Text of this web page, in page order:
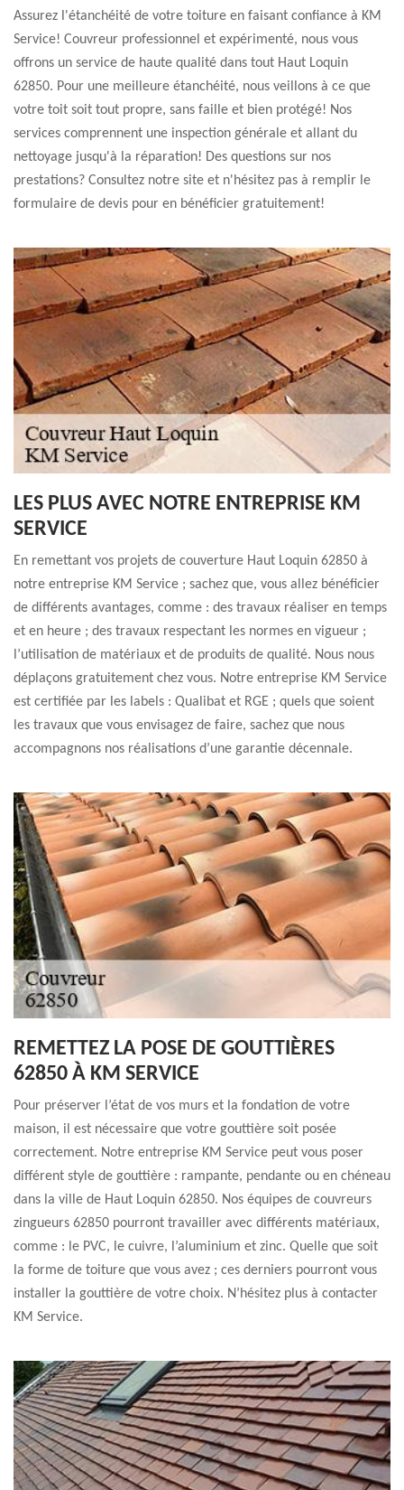
Assurez l'étanchéité de votre toiture en faisant confiance à KM
Service! Couvreur professionnel et expérimenté, nous vous
offrons un service de haute qualité dans tout Haut Loquin
62850. Pour une meilleure étanchéité, nous veillons à ce que
votre toit soit tout propre, sans faille et bien protégé! Nos
services comprennent une inspection générale et allant du
nettoyage jusqu'à la réparation! Des questions sur nos
prestations? Consultez notre site et n'hésitez pas à remplir le
formulaire de devis pour en bénéficier gratuitement!
LES PLUS AVEC NOTRE ENTREPRISE KM
SERVICE
En remettant vos projets de couverture Haut Loquin 62850 à
notre entreprise KM Service ; sachez que, vous allez bénéficier
de différents avantages, comme : des travaux réaliser en temps
et en heure ; des travaux respectant les normes en vigueur ;
l’utilisation de matériaux et de produits de qualité. Nous nous
déplaçons gratuitement chez vous. Notre entreprise KM Service
est certifiée par les labels : Qualibat et RGE ; quels que soient
les travaux que vous envisagez de faire, sachez que nous
accompagnons nos réalisations d’une garantie décennale.
REMETTEZ LA POSE DE GOUTTIÈRES
62850 À KM SERVICE
Pour préserver l’état de vos murs et la fondation de votre
maison, il est nécessaire que votre gouttière soit posée
correctement. Notre entreprise KM Service peut vous poser
différent style de gouttière : rampante, pendante ou en chéneau
dans la ville de Haut Loquin 62850. Nos équipes de couvreurs
zingueurs 62850 pourront travailler avec différents matériaux,
comme : le PVC, le cuivre, l’aluminium et zinc. Quelle que soit
la forme de toiture que vous avez ; ces derniers pourront vous
installer la gouttière de votre choix. N’hésitez plus à contacter
KM Service.